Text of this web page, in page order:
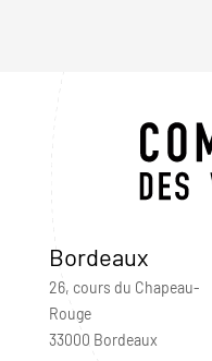
Bordeaux
26, cours du Chapeau-
Rouge
33000 Bordeaux